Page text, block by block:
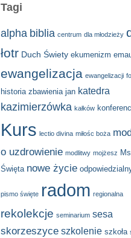
Tagi
alpha biblia centrum dla młodzieży
łotr Duch Świety ekumenizm
ewangelizacja ewangelizacji
historia zbawienia jan katedra
kazimierzówka kałków
Kurs lectio divina miłośc boża
o uzdrowienie modlitwy mojżesz
Święta nowe życie
pismo święte radom regionalna
rekolekcje seminarium sesa
skorzeszyce szkolenie szkoła